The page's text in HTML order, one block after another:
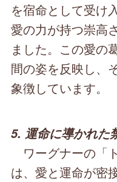
を宿命として受け
愛の力が持つ崇高
ました。この愛の
間の姿を反映し、
象徴しています。
5. 運命に導かれた
ワーグナーの「
は、愛と運命が密